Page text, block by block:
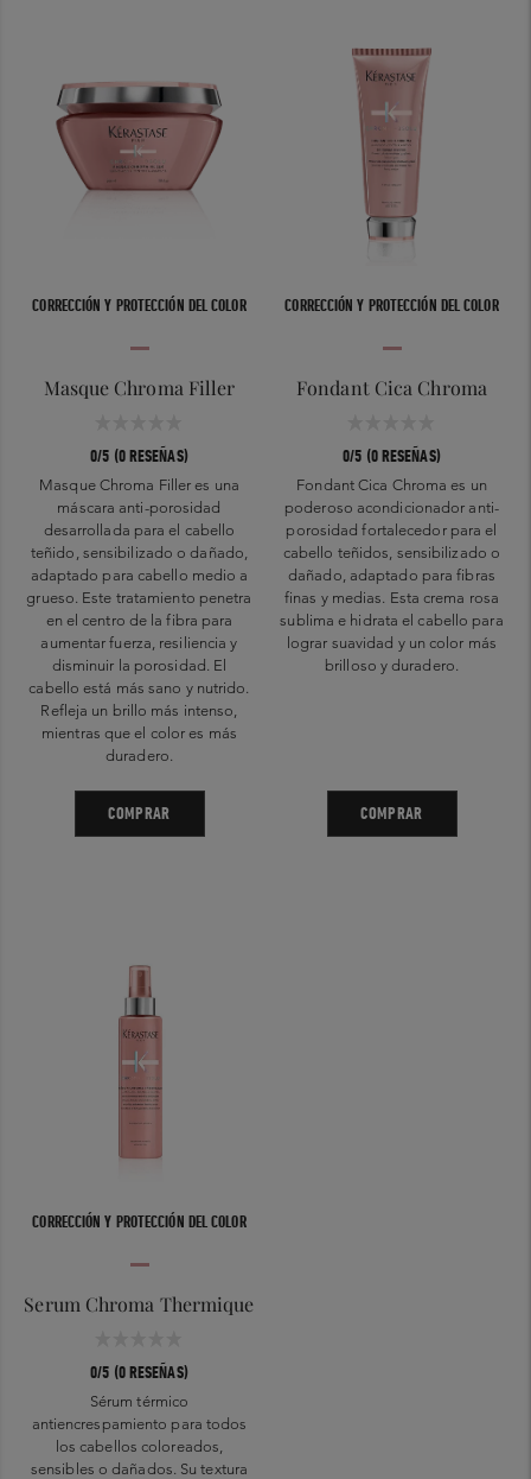
CORRECCIÓN Y PROTECCIÓN DEL COLOR
Masque Chroma Filler
0/5 (0 RESEÑAS)
Masque Chroma Filler es una
máscara anti-porosidad
desarrollada para el cabello
teñido, sensibilizado o dañado,
adaptado para cabello medio a
grueso. Este tratamiento penetra
en el centro de la fibra para
aumentar fuerza, resiliencia y
disminuir la porosidad. El
cabello está más sano y nutrido.
Refleja un brillo más intenso,
mientras que el color es más
duradero.
COMPRAR
CORRECCIÓN Y PROTECCIÓN DEL COLOR
Fondant Cica Chroma
0/5 (0 RESEÑAS)
Fondant Cica Chroma es un
poderoso acondicionador anti-
porosidad fortalecedor para el
cabello teñidos, sensibilizado o
dañado, adaptado para fibras
finas y medias. Esta crema rosa
sublima e hidrata el cabello para
lograr suavidad y un color más
brilloso y duradero.
COMPRAR
CORRECCIÓN Y PROTECCIÓN DEL COLOR
Serum Chroma Thermique
0/5 (0 RESEÑAS)
Sérum térmico
antiencrespamiento para todos
los cabellos coloreados,
sensibles o dañados. Su textura